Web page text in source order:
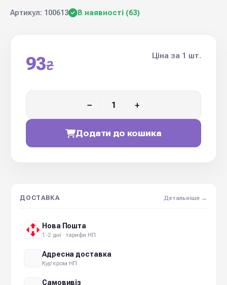
Артикул: 100613 В наявності (63)
93₴
Ціна за 1 шт.
− +
Додати до кошика
ДОСТАВКА Детальніше →
Нова Пошта
1-2 дні · тарифи НП
Адресна доставка
Кур'єром НП
Самовивіз